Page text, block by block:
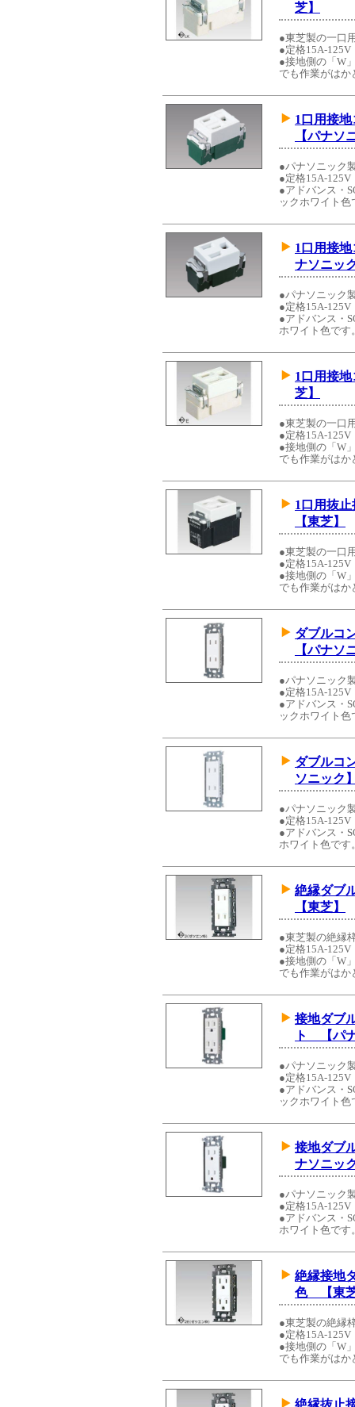
芝】
●東芝製の一口
●定格15A-125V
●接地側の「W
でも作業がはか
1口用接
【パナソ
●パナソニック
●定格15A-125V
●アドバンス・
ックホワイト色
1口用接
ナソニッ
●パナソニック
●定格15A-125V
●アドバンス・
ホワイト色です
1口用接
芝】
●東芝製の一口
●定格15A-125V
●接地側の「W
でも作業がはか
1口用抜
【東芝】
●東芝製の一口
●定格15A-125V
●接地側の「W
でも作業がはか
ダブルコ
【パナソ
●パナソニック
●定格15A-125V
●アドバンス・
ックホワイト色
ダブルコ
ソニック
●パナソニック
●定格15A-125V
●アドバンス・
ホワイト色です
絶縁ダブ
【東芝】
●東芝製の絶縁
●定格15A-125V
●接地側の「W
でも作業がはか
接地ダブ
ト 【パ
●パナソニック
●定格15A-125V
●アドバンス・
ックホワイト色
接地ダブ
ナソニッ
●パナソニック
●定格15A-125V
●アドバンス・
ホワイト色です
絶縁接地
色 【東
●東芝製の絶縁
●定格15A-125V
●接地側の「W
でも作業がはか
絶縁抜止